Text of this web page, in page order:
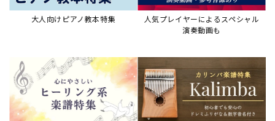
JAZZの楽譜特集
おすすめ記事 すべて見る